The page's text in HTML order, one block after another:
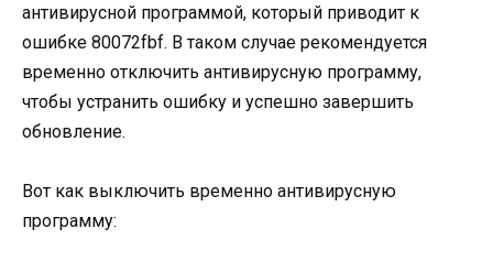
антивирусной программой, который приводит к
ошибке 80072fbf. В таком случае рекомендуется
временно отключить антивирусную программу,
чтобы устранить ошибку и успешно завершить
обновление.
Вот как выключить временно антивирусную
программу: